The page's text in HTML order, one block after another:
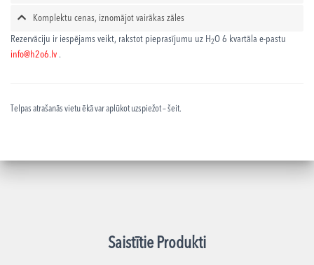
Komplektu cenas, iznomājot vairākas zāles
Rezervāciju ir iespējams veikt, rakstot pieprasījumu uz H2O 6 kvartāla e-pastu
info@h2o6.lv .
Telpas atrašanās vietu ēkā var aplūkot uzspiežot – šeit.
Saistītie Produkti